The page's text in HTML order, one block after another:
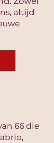
altijd
66 die